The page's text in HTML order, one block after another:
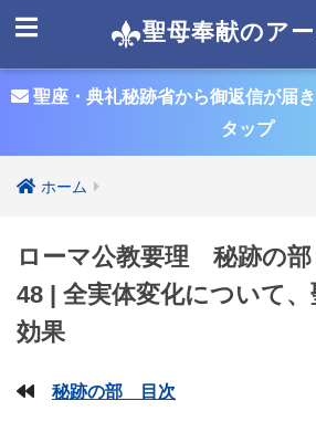
聖母奉献のア
聖座・典礼秘跡省から御返信が届き
タップ
ホーム
ローマ公教要理 秘跡の
48 | 全実体変化について、
効果
秘跡の部 目次